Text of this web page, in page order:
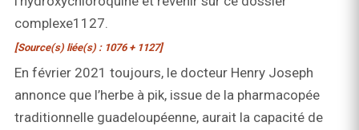
complexe1127.
[Source(s) liée(s) : 1076 + 1127]
En février 2021 toujours, le docteur Henry Joseph
annonce que l’herbe à pik, issue de la pharmacopée
traditionnelle guadeloupéenne, aurait la capacité de